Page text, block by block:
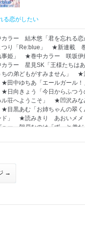
る恋がしたい
カラー 結木悠「君を忘れる
り「Re:blue」 ★新連載
事姫」 ★巻中カラー 咲坂伊
ラー 星見SK「王様たちは
ちの弟どもがすみません」 ★
田中ゆちあ「エールガール
日向きょう「今日からふつ
ル荘へようこそ」 ★凹沢みな
目黒あむ「お姉ちゃんの翠
ド」 ★読みきり あおいメメ
ー 朝戸なのは「ずっと弟
開恋愛」 ◇別冊ふろく［別
（デビュー）、みはなだ純（
坂伊緒「アオハライド」1話
→